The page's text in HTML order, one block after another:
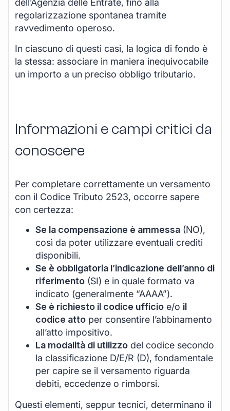
dell’Agenzia delle Entrate, fino alla
regolarizzazione spontanea tramite
ravvedimento operoso.
In ciascuno di questi casi, la logica di fondo è
la stessa: associare in maniera inequivocabile
un importo a un preciso obbligo tributario.
Informazioni e campi critici da
conoscere
Per completare correttamente un versamento
con il Codice Tributo 2523, occorre sapere
con certezza:
Se la compensazione è ammessa (NO),
così da poter utilizzare eventuali crediti
disponibili.
Se è obbligatoria l’indicazione dell’anno di
riferimento (SI) e in quale formato va
indicato (generalmente “AAAA”).
Se è richiesto il codice ufficio e/o il
codice atto per consentire l’abbinamento
all’atto impositivo.
La modalità di utilizzo del codice secondo
la classificazione D/E/R (D), fondamentale
per capire se il versamento riguarda
debiti, eccedenze o rimborsi.
Questi elementi, seppur tecnici, determinano il